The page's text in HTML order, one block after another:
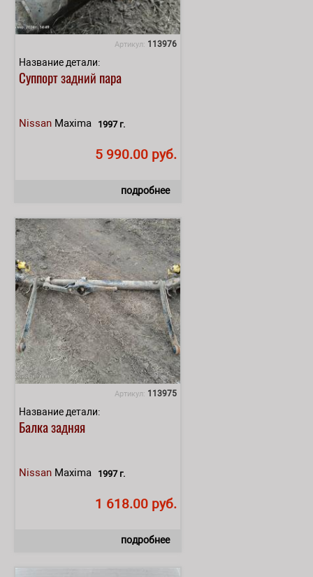
Артикул: 113976
Название детали:
Суппорт задний пара
Nissan Maxima 1997 г.
5 990.00 руб.
подробнее
Артикул: 113975
Название детали:
Балка задняя
Nissan Maxima 1997 г.
1 618.00 руб.
подробнее